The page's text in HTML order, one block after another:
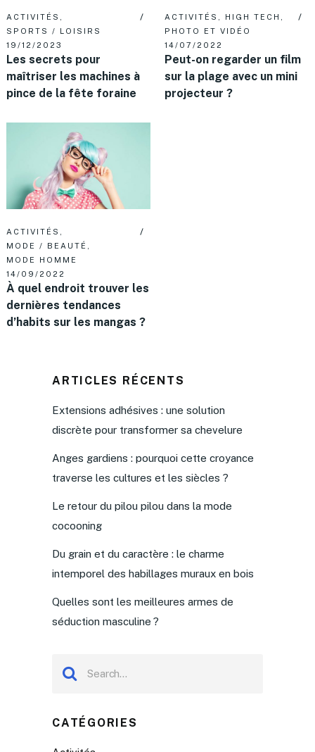
ACTIVITÉS
SPORTS / LOISIRS
19/12/2023
Les secrets pour
maîtriser les machines à
pince de la fête foraine
ACTIVITÉS HIGH TECH
PHOTO ET VIDÉO
14/07/2022
Peut-on regarder un film
sur la plage avec un mini
projecteur ?
ACTIVITÉS
MODE / BEAUTÉ
MODE HOMME
14/09/2022
À quel endroit trouver les
dernières tendances
d’habits sur les mangas ?
ARTICLES RÉCENTS
Extensions adhésives : une solution
discrète pour transformer sa chevelure
Anges gardiens : pourquoi cette croyance
traverse les cultures et les siècles ?
Le retour du pilou pilou dans la mode
cocooning
Du grain et du caractère : le charme
intemporel des habillages muraux en bois
Quelles sont les meilleures armes de
séduction masculine ?
CATÉGORIES